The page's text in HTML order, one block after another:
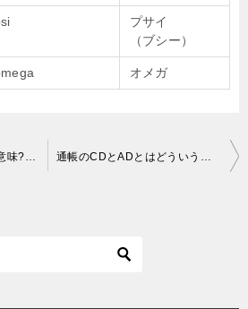
プサイ
（ブシー）
オメガ
証明と疎明とはどういう意味?違いについて分かりやすく説明しました 通帳のCDとADとはどういう意味?分かりやすく説明しました